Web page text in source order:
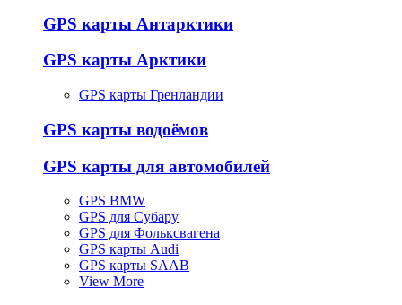
GPS карты Антарктики
GPS карты Арктики
GPS карты Гренландии
GPS карты водоёмов
GPS карты для автомобилей
GPS BMW
GPS для Субару
GPS для Фольксвагена
GPS карты Audi
GPS карты SAAB
View More